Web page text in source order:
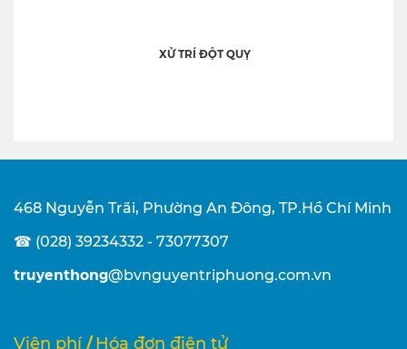
XỬ TRÍ ĐỘT QUỴ
468 Nguyễn Trãi, Phường An Đông, TP.Hồ Chí Minh
☎ (028) 39234332 - 73077307
truyenthong@bvnguyentriphuong.com.vn
Viện phí / Hóa đơn điện tử